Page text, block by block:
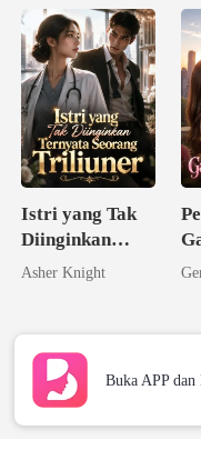
Istri yang Tak
Diinginkan
Ternyata
Asher Knight
Buka APP